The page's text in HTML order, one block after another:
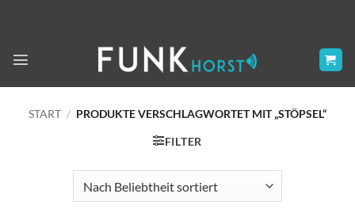
START / PRODUKTE VERSCHLAGWORTET MIT „STÖPSEL“
FILTER